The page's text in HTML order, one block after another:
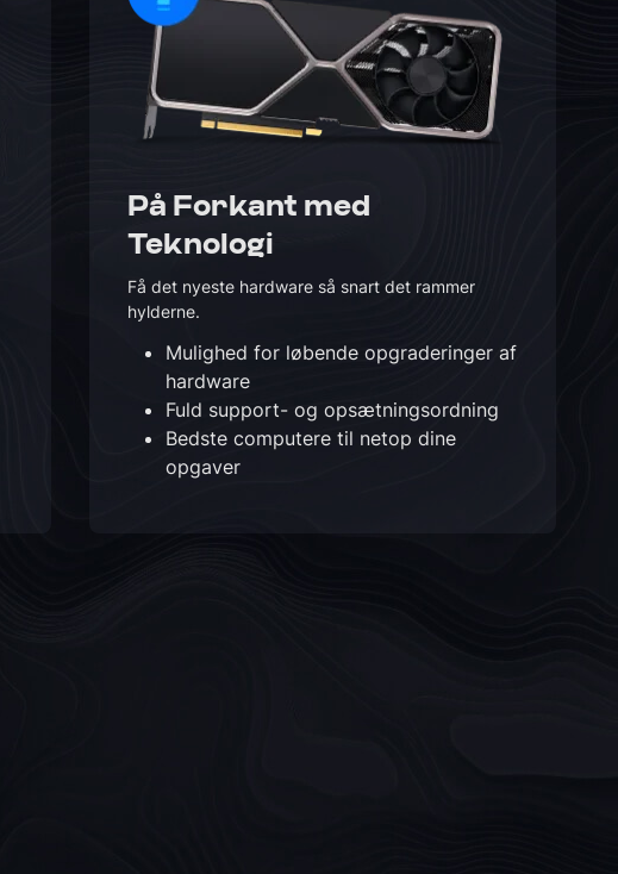
På Forkant med
Teknologi
Få det nyeste hardware så snart det rammer
hylderne.
Mulighed for løbende opgraderinger af
hardware
Fuld support- og opsætningsordning
Bedste computere til netop dine
opgaver